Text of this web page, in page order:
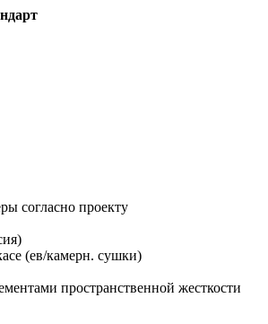
согласно проекту
(ев/камерн. сушки)
пространственной жесткости